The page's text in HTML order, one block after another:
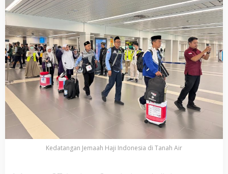
Kedatangan Jemaah Haji Indonesia di Tanah Air